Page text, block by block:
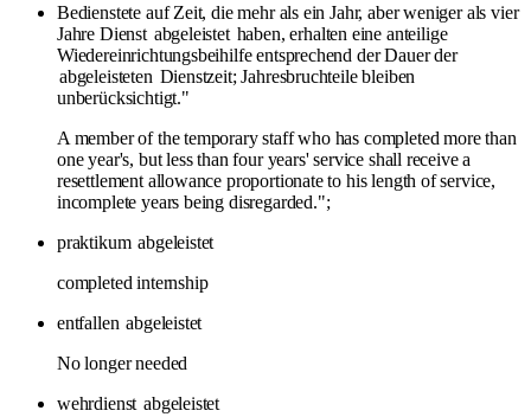
Bedienstete auf Zeit, die mehr als ein Jahr, aber weniger als vier
Jahre Dienst abgeleistet haben, erhalten eine anteilige
Wiedereinrichtungsbeihilfe entsprechend der Dauer der
abgeleisteten Dienstzeit; Jahresbruchteile bleiben
unberücksichtigt."
A member of the temporary staff who has completed more than
one year's, but less than four years' service shall receive a
resettlement allowance proportionate to his length of service,
incomplete years being disregarded.";
praktikum abgeleistet
completed internship
entfallen abgeleistet
No longer needed
wehrdienst abgeleistet